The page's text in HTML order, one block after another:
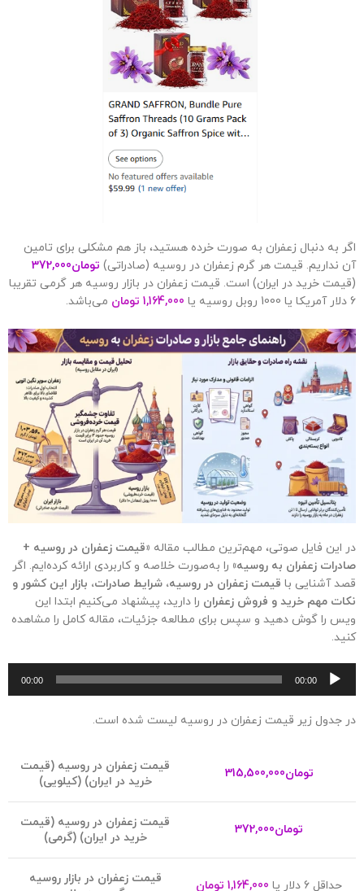
اگر به دنبال زعفران به صورت خرده هستید، باز هم مشکلی برای تامین
آن نداریم. قیمت هر گرم زعفران در روسیه (صادراتی) تومان372,000
(قیمت خرید در ایران) است. قیمت زعفران در بازار روسیه هر گرمی تقریبا
6 دلار آمریکا یا 1000 روبل روسیه یا
1,164,000 تومان می‌باشد.
در این فایل صوتی، مهم‌ترین مطالب مقاله «قیمت زعفران در روسیه +
صادرات زعفران به روسیه» را به‌صورت خلاصه و کاربردی ارائه کرده‌ایم. اگر
قصد آشنایی با قیمت زعفران در روسیه، شرایط صادرات، بازار این کشور و
نکات مهم خرید و فروش زعفران را دارید، پیشنهاد می‌کنیم ابتدا این
ویس را گوش دهید و سپس برای مطالعه جزئیات، مقاله کامل را مشاهده
کنید.
00:00
00:00
در جدول زیر قیمت زعفران در روسیه لیست شده است.
تومان315,500,000
قیمت زعفران در روسیه (قیمت
خرید در ایران) (کیلویی)
تومان372,000
قیمت زعفران در روسیه (قیمت
خرید در ایران) (گرمی)
حداقل 6 دلار یا 1,164,000 تومان
قیمت زعفران در بازار روسیه